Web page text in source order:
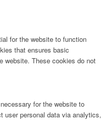
for the website to function
that ensures basic
website. These cookies do not
for the website to
user personal data via analytics,